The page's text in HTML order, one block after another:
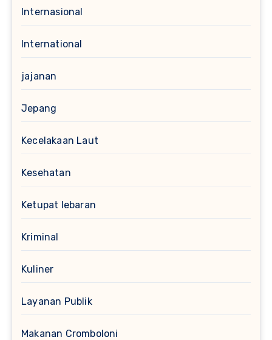
Internasional
International
jajanan
Jepang
Kecelakaan Laut
Kesehatan
Ketupat lebaran
Kriminal
Kuliner
Layanan Publik
Makanan Cromboloni